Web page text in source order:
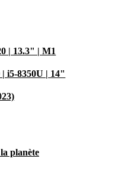
| 13.3" | M1
i5-8350U | 14"
planète